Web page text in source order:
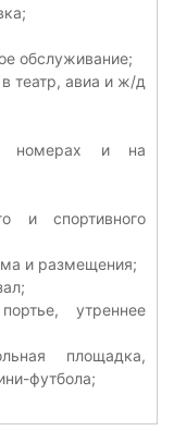
обслуживание;
театр, авиа и ж/д
номерах и на
и спортивного
и размещения;
утреннее
площадка,
футбола;